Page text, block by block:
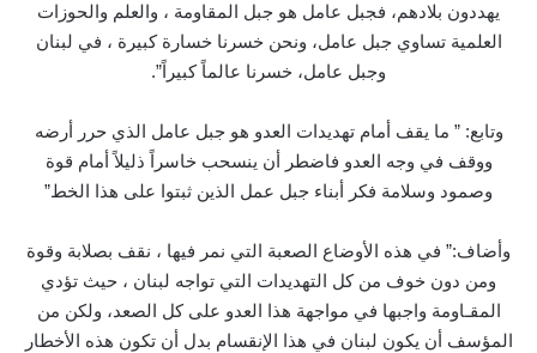
يهددون بلادهم، فجبل عامل هو جبل المقاومة ، والعلم والحوزات
العلمية تساوي جبل عامل، ونحن خسرنا خسارة كبيرة ، في لبنان
وجبل عامل، خسرنا عالماً كبيراً”.
وتابع: ” ما يقف أمام تهديدات العدو هو جبل عامل الذي حرر أرضه
ووقف في وجه العدو فاضطر أن ينسحب خاسراً ذليلاً أمام قوة
وصمود وسلامة فكر أبناء جبل عمل الذين ثبتوا على هذا الخط”
وأضاف:” في هذه الأوضاع الصعبة التي نمر فيها ، نقف بصلابة وقوة
ومن دون خوف من كل التهديدات التي تواجه لبنان ، حيث تؤدي
المقـاومة واجبها في مواجهة هذا العدو على كل الصعد، ولكن من
المؤسف أن يكون لبنان في هذا الإنقسام بدل أن تكون هذه الأخطار